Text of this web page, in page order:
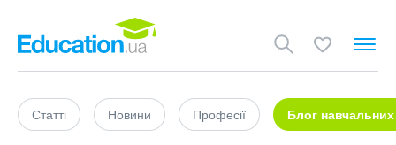
Статті Новини Професії Блог навчальних